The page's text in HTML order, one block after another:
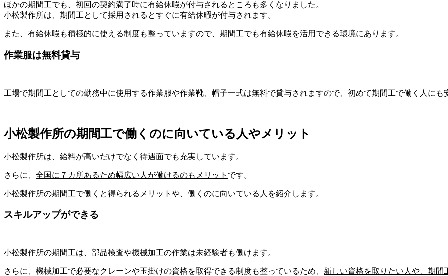
ほかの期間工でも、初回の契約満了時に有給休暇が付与されるところも多くなりました。
小松製作所は、期間工として採用されるとすぐに有給休暇が付与されます。
また、有給休暇も積極的に使える制度も整っていますので、期間工でも有給休暇を活用できる環境にあります。
作業服は無料貸与
工場で期間工としての勤務中に使用する作業服や作業靴、帽子一式は無料で貸与されますので、初めて期間工で働く人にも
小松製作所の期間工で働くのに向いている人やメリット
小松製作所は、給料が高いだけでなく待遇面でも充実しています。
さらに、 全国に７カ所あるため幅広い人が働けるのもメリット です。
小松製作所の期間工で働くと得られるメリットや、働くのに向いている人を紹介します。
スキルアップができる
小松製作所の期間工は、 部品検査や機械加工の作業は未経験者も働けます。
さらに、機械加工で必要なクレーンや玉掛けの資格を取得できる制度も整っているため、 新しい資格を取りたい人や、期間